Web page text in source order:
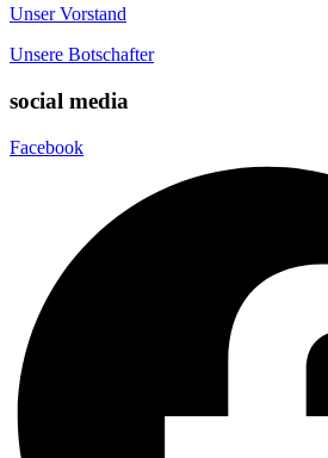
Unser Vorstand
Unsere Botschafter
social media
Facebook